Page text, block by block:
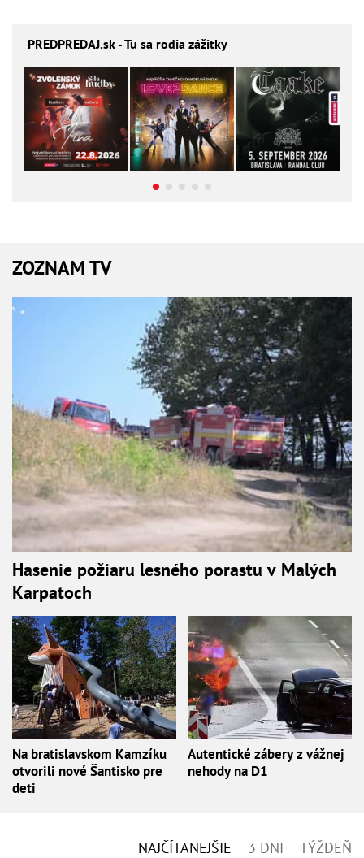
PREDPREDAJ.sk - Tu sa rodia zážitky
ZOZNAM TV
Hasenie požiaru lesného porastu v Malých
Karpatoch
Na bratislavskom Kamzíku
otvorili nové Šantisko pre
deti
Autentické zábery z vážnej
nehody na D1
NAJČÍTANEJŠIE 3 DNI TÝŽDEŇ